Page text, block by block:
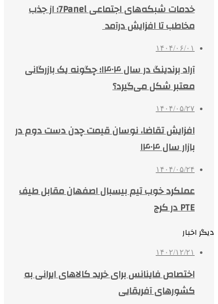
خدمات شبکه‌های اجتماعی 7Panel؛ از جذب
مخاطب تا افزایش درآمد
۱۴۰۴/۰۶/۰۱
آراد برندینگ در سال ۱۴۰۴؛ چگونه یک بازرگانی
معتبر شکل می‌گیرد؟
۱۴۰۴/۰۵/۲۷
افزایش تقاضا، نوسان قیمت چدن دست دوم در
بازار سال ۱۴۰۴
۱۴۰۴/۰۵/۲۴
عملکرد خوب تیم بیسبال اصفهان مقابل طیف
PTE در کرج
دیگر اخبار
۱۴۰۲/۱۲/۲۱
اختصاص فاینانس برای خرید کالاهای ایرانی به
کشورهای آفریقایی